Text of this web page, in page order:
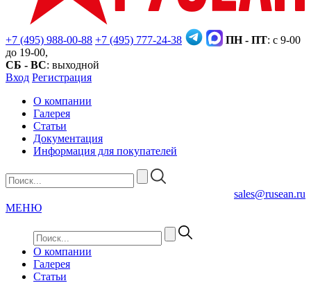
+7 (495) 988-00-88 +7 (495) 777-24-38 ПН - ПТ: с 9-00
до 19-00,
СБ - ВС: выходной
Вход Регистрация
О компании
Галерея
Статьи
Документация
Информация для покупателей
sales@rusean.ru
МЕНЮ
О компании
Галерея
Статьи